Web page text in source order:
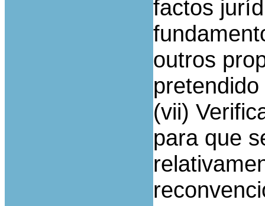
factos
outros
(vii)
para que